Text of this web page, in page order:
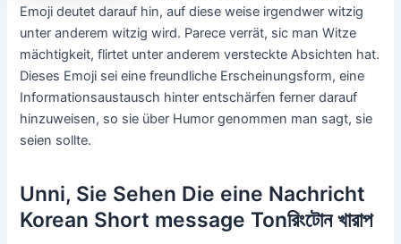
Emoji deutet darauf hin, auf diese weise irgendwer witzig
unter anderem witzig wird. Parece verrät, sic man Witze
mächtigkeit, flirtet unter anderem versteckte Absichten hat.
Dieses Emoji sei eine freundliche Erscheinungsform, eine
Informationsaustausch hinter entschärfen ferner darauf
hinzuweisen, so sie über Humor genommen man sagt, sie
seien sollte.
Unni, Sie Sehen Die eine Nachricht
Korean Short message Tonরিংটোন খারাপ